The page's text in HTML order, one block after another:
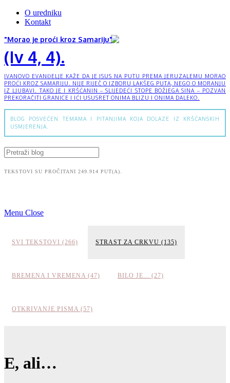
O uredniku
Kontakt
"Morao je proći kroz Samariju"
(Iv 4, 4).
IVANOVO EVANĐELJE KAŽE DA JE ISUS NA PUTU PREMA JERUZALEMU MORAO
PROĆI KROZ SAMARIJU. NIJE RIJEČ O IZBORU LAKŠEG PUTA, NEGO O MORANJU
IZ LJUBAVI. TAKO JE I KRŠĆANIN – SLIJEDEĆI STOPE BOŽJEGA SINA – POZVAN
PREKORAČITI GRANICE I IĆI USUSRET ONIMA BLIZU I ONIMA DALEKO.
BLOG POSVEĆEN TEMAMA I PITANJIMA KOJA DOLAZE IZ KRŠĆANSKIH
USMJERENJA.
TEKSTOVI SU PROČITANI 249.914 PUT(A).
Menu Close
SVI TEKSTOVI (266) STRAST ZA CRKVU (135)
BREMENA I VREMENA (47) BILO JE... (27)
OTKRIVANJE PISMA (57)
E, ali…